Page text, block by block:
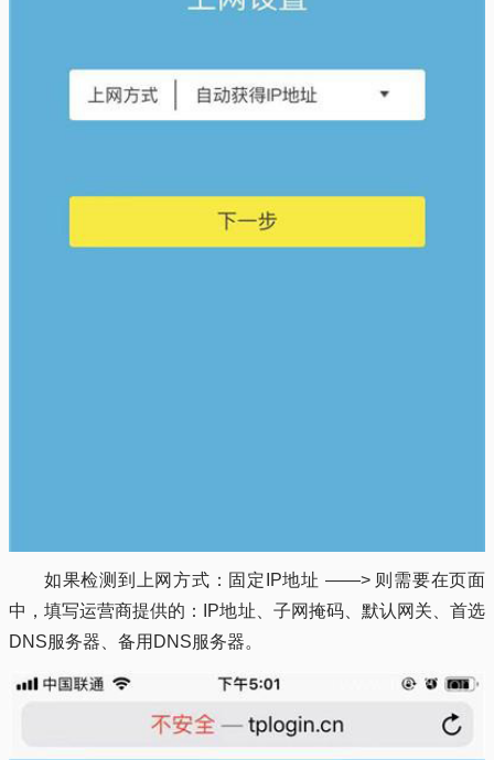
如果检测到上网方式：固定IP地址 ——> 则需要在页面
中，填写运营商提供的：IP地址、子网掩码、默认网关、首选
DNS服务器、备用DNS服务器。